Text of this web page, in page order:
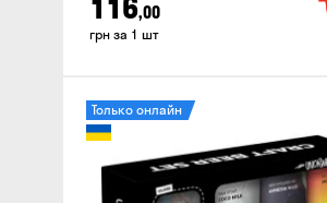
,00
грн за 1 шт
Только онлайн